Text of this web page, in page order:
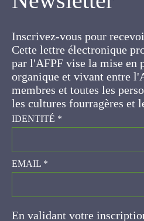
Cette lettre électronique
gratuitement par l'AFPF
d'un lien organique et
ses membres et toutes
concernées par les
prairies.
IDENTITÉ*
EMAIL*
En validant votre